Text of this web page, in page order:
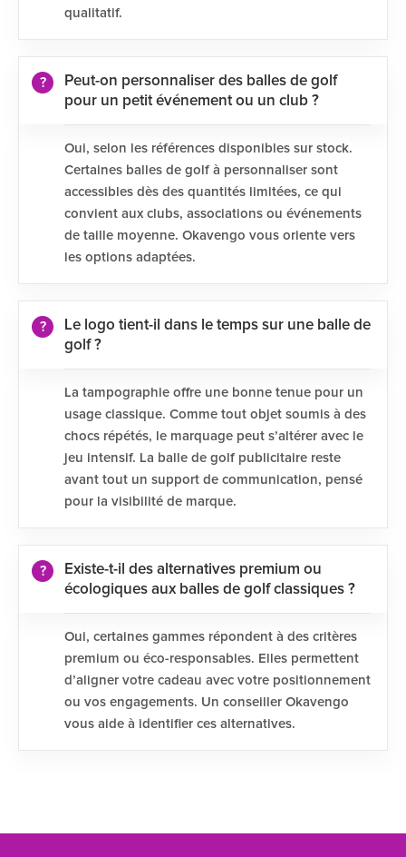
qualitatif.
Peut-on personnaliser des balles de golf
pour un petit événement ou un club ?
Oui, selon les références disponibles sur stock.
Certaines balles de golf à personnaliser sont
accessibles dès des quantités limitées, ce qui
convient aux clubs, associations ou événements
de taille moyenne. Okavengo vous oriente vers
les options adaptées.
Le logo tient-il dans le temps sur une balle de
golf ?
La tampographie offre une bonne tenue pour un
usage classique. Comme tout objet soumis à des
chocs répétés, le marquage peut s’altérer avec le
jeu intensif. La balle de golf publicitaire reste
avant tout un support de communication, pensé
pour la visibilité de marque.
Existe-t-il des alternatives premium ou
écologiques aux balles de golf classiques ?
Oui, certaines gammes répondent à des critères
premium ou éco-responsables. Elles permettent
d’aligner votre cadeau avec votre positionnement
ou vos engagements. Un conseiller Okavengo
vous aide à identifier ces alternatives.